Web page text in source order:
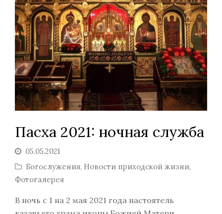
Пасха 2021: ночная служба
05.05.2021
Богослужения, Новости приходской жизни,
Фотогалерея
В ночь с 1 на 2 мая 2021 года настоятель